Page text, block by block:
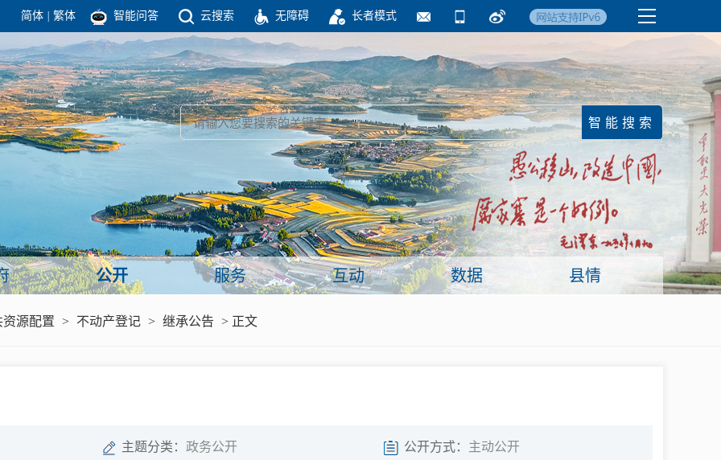
简体 繁体 智能问答 云搜索 无障碍 长者模式
团结高效 理性法治 公开公平 友善和谐
政府机构
政府公报
政府数据
新闻
政务要闻 国务院要闻
镇街信息
视频新闻 临沂日报·莒南新
闻
依申请公开
公开 服务 互动 数据 县情
资源配置 > 不动产登记 > 继承公告 > 正文
主题分类： 政务公开 公开方式： 主动公开